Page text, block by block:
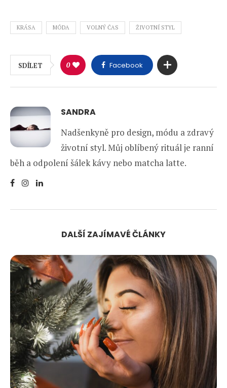
KRÁSA MÓDA VOLNÝ ČAS ŽIVOTNÍ STYL
SDÍLET 0 Facebook
SANDRA
Nadšenkyně pro design, módu a zdravý
životní styl. Můj oblíbený rituál je ranní
běh a odpolení šálek kávy nebo matcha latte.
DALŠÍ ZAJÍMAVÉ ČLÁNKY